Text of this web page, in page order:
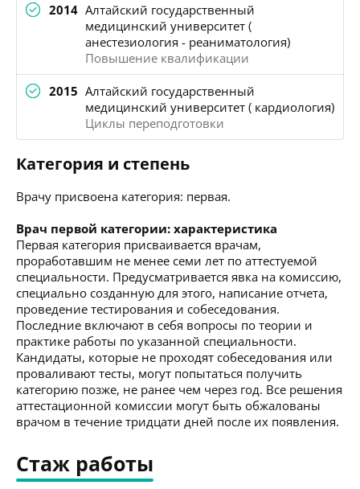
2014 Алтайский государственный
медицинский университет (
анестезиология - реаниматология)
Повышение квалификации
2015 Алтайский государственный
медицинский университет ( кардиология)
Циклы переподготовки
Категория и степень
Врачу присвоена категория: первая.
Врач первой категории: характеристика
Первая категория присваивается врачам,
проработавшим не менее семи лет по аттестуемой
специальности. Предусматривается явка на комиссию,
специально созданную для этого, написание отчета,
проведение тестирования и собеседования.
Последние включают в себя вопросы по теории и
практике работы по указанной специальности.
Кандидаты, которые не проходят собеседования или
проваливают тесты, могут попытаться получить
категорию позже, не ранее чем через год. Все решения
аттестационной комиссии могут быть обжалованы
врачом в течение тридцати дней после их появления.
Стаж работы